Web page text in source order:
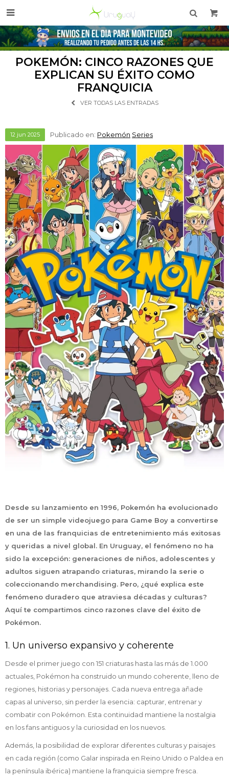

POKEMÓN: CINCO RAZONES QUE
EXPLICAN SU ÉXITO COMO
FRANQUICIA
VER TODAS LAS ENTRADAS
12 jun 2025 Publicado en: Pokemón Series
Desde su lanzamiento en 1996, Pokemón ha evolucionado
de ser un simple videojuego para Game Boy a convertirse
en una de las franquicias de entretenimiento más exitosas
y queridas a nivel global. En Uruguay, el fenómeno no ha
sido la excepción: generaciones de niños, adolescentes y
adultos siguen atrapando criaturas, mirando la serie o
coleccionando merchandising. Pero, ¿qué explica este
fenómeno duradero que atraviesa décadas y culturas?
Aquí te compartimos cinco razones clave del éxito de
Pokémon.
1. Un universo expansivo y coherente
Desde el primer juego con 151 criaturas hasta las más de 1.000
actuales, Pokémon ha construido un mundo coherente, lleno de
regiones, historias y personajes. Cada nueva entrega añade
capas al universo, sin perder la esencia: capturar, entrenar y
combatir con Pokémon. Esta continuidad mantiene la nostalgia
en los fans antiguos y la curiosidad en los nuevos.
Además, la posibilidad de explorar diferentes culturas y paisajes
en cada región (como Galar inspirada en Reino Unido o Paldea en
la península ibérica) mantiene la franquicia siempre fresca.